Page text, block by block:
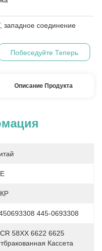
соединение
Побеседуйте Теперь
Описание Продукта
445-0693308
58XX 6622 6625
Кассета